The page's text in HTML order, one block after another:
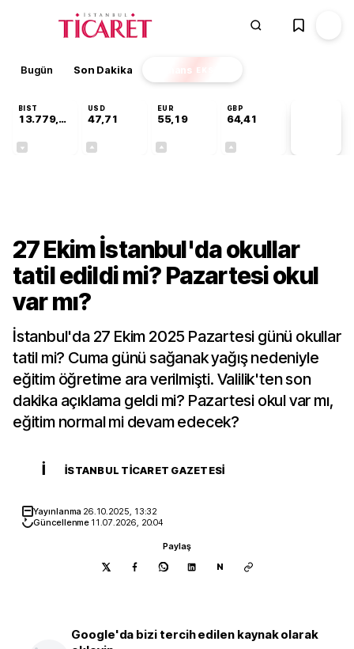
Bugün Son Dakika Finans EKSTRA
BIST
13.779,39
USD
47,71
EUR
55,19
GBP
64,41
27 Ekim İstanbul'da okullar
tatil edildi mi? Pazartesi okul
var mı?
İstanbul'da 27 Ekim 2025 Pazartesi günü okullar
tatil mi? Cuma günü sağanak yağış nedeniyle
eğitim öğretime ara verilmişti. Valilik'ten son
dakika açıklama geldi mi? Pazartesi okul var mı,
eğitim normal mi devam edecek?
İ İSTANBUL TICARET GAZETESI
Yayınlanma 26.10.2025, 13:32
Güncellenme 11.07.2026, 20:04
Paylaş
N
Google'da bizi tercih edilen kaynak olarak